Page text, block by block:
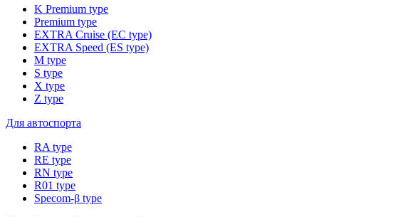
K Premium type
Premium type
EXTRA Cruise (EC type)
EXTRA Speed (ES type)
M type
S type
X type
Z type
Для автоспорта
RA type
RE type
RN type
R01 type
Specom-β type